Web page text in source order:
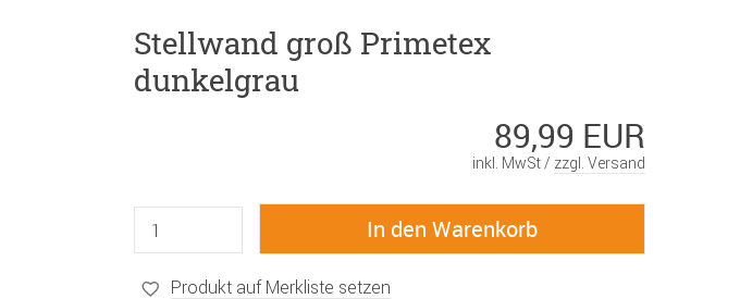
Stellwand groß Primetex
dunkelgrau
89,99 EUR
inkl. MwSt / zzgl. Versand
Produkt auf Merkliste setzen